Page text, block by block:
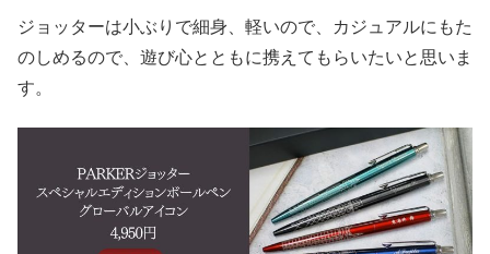
ジョッターは小ぶりで細身、軽いので、カジュアルにもた
のしめるので、遊び心とともに携えてもらいたいと思いま
す。